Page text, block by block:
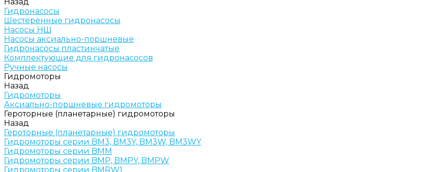
Гидронасосы
Шестеренные гидронасосы
Насосы НШ
Насосы аксиально-поршневые
Гидронасосы пластинчатые
Комплектующие для гидронасосов
Ручные насосы
Гидромоторы
Назад
Гидромоторы
Аксиально-поршневые гидромоторы
Героторные (планетарные) гидромоторы
Назад
Героторные (планетарные) гидромоторы
Гидромоторы серии BM3, BM3Y, BM3W, BM3WY
Гидромоторы серии BMM
Гидромоторы серии BMP, BMPY, BMPW
Гидромоторы серии BMRW1